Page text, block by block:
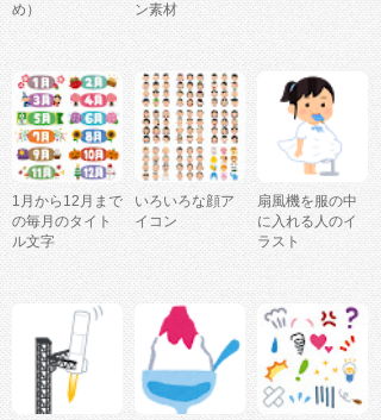
め）
ン素材
1月から12月まで
の毎月のタイト
ル文字
いろいろな顔ア
イコン
扇風機を服の中
に入れる人のイ
ラスト